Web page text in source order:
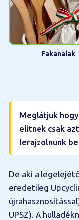
Fakanalak
Meglátjuk
elitnek csak
lerajzolnunk
De aki a
eredetileg
UPSZ). A